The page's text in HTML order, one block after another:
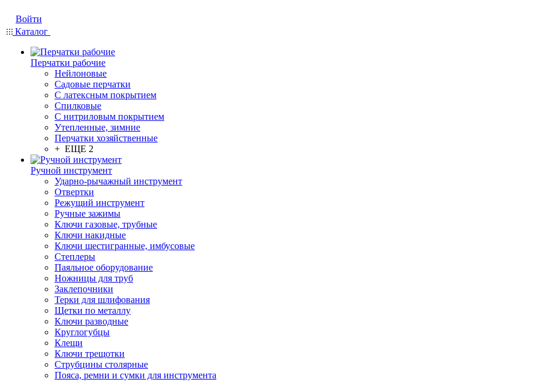
Войти
Каталог
Перчатки рабочие
Нейлоновые
Садовые перчатки
С латексным покрытием
Cпилковые
С нитриловым покрытием
Утепленные, зимние
Перчатки хозяйственные
+ ЕЩЕ 2
Ручной инструмент
Ударно-рычажный инструмент
Отвертки
Режущий инструмент
Ручные зажимы
Ключи газовые, трубные
Ключи накидные
Ключи шестигранные, имбусовые
Степлеры
Паяльное оборудование
Ножницы для труб
Заклепочники
Терки для шлифования
Щетки по металлу
Ключи разводные
Круглогубцы
Клещи
Ключи трещотки
Струбцины столярные
Пояса, ремни и сумки для инструмента